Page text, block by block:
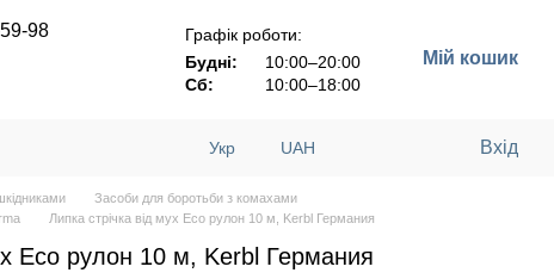
98
Графік роботи:
Будні:
10:00–20:00
Сб:
10:00–18:00
Мій кошик
Укр UAH Вхід
Засоби для боротьби з комахами
Липка стрічка від мух Eco рулон 10 м, Kerbl Германия
Eco рулон 10 м, Kerbl Германия